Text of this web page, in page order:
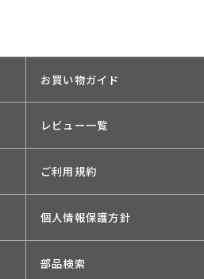
お買い物ガイド
レビュー一覧
ご利用規約
個人情報保護方針
部品検索